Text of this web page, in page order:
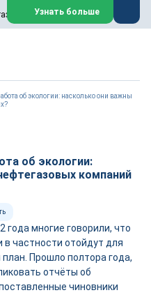
паровых турбин
газовых и паровых
восстановлением,
ТЭС,
7802588950
Узнать больше
об экологии: насколько они важны
об экологии:
компаний
года многие говорили, что
в частности отойдут для
Прошло полтора года,
отчёты об
чиновники